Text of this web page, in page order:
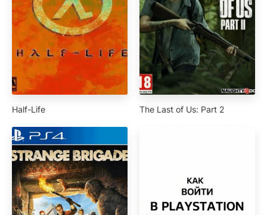
Half-Life The Last of Us: Part 2